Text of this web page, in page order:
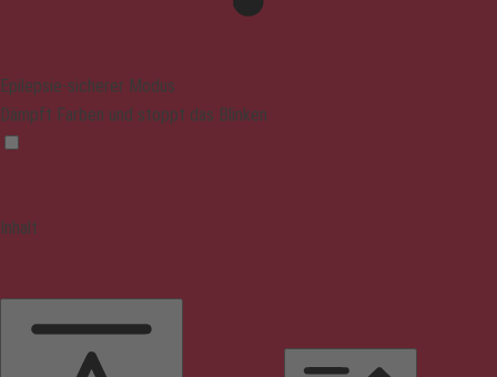
Epilepsie-sicherer Modus
Dämpft Farben und stoppt das Blinken
Inhalt